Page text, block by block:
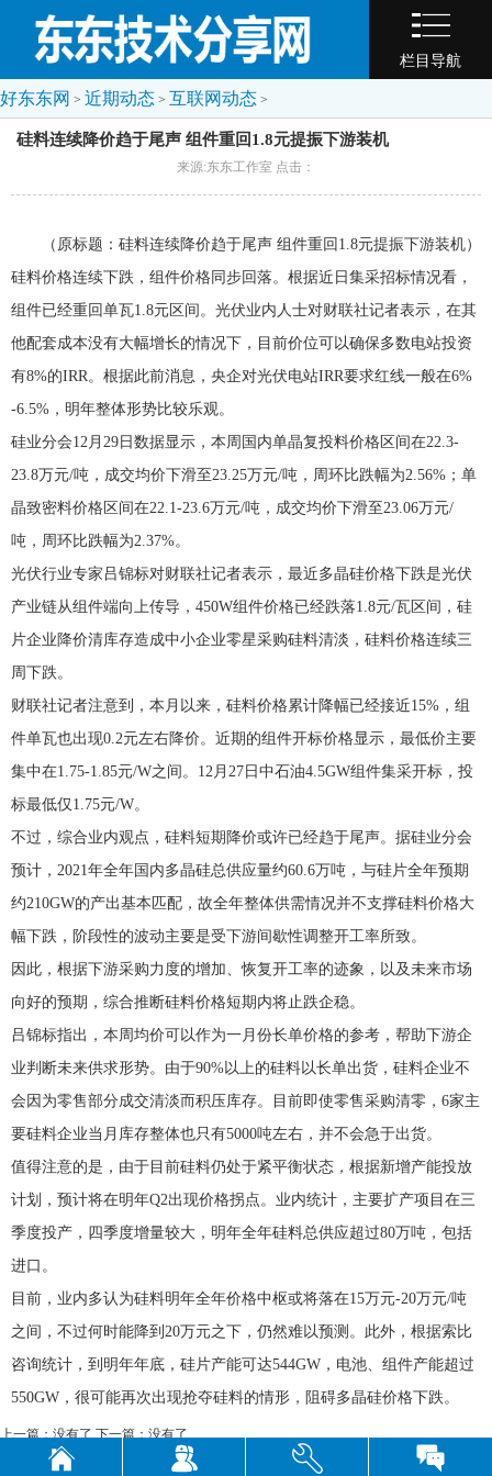
栏目导航
好东东网 > 近期动态 > 互联网动态 >
硅料连续降价趋于尾声 组件重回1.8元提振下游装机
来源:东东工作室 点击：
（原标题：硅料连续降价趋于尾声 组件重回1.8元提振下游装机）
硅料价格连续下跌，组件价格同步回落。根据近日集采招标情况看，
组件已经重回单瓦1.8元区间。光伏业内人士对财联社记者表示，在其
他配套成本没有大幅增长的情况下，目前价位可以确保多数电站投资
有8%的IRR。根据此前消息，央企对光伏电站IRR要求红线一般在6%
-6.5%，明年整体形势比较乐观。
硅业分会12月29日数据显示，本周国内单晶复投料价格区间在22.3-
23.8万元/吨，成交均价下滑至23.25万元/吨，周环比跌幅为2.56%；单
晶致密料价格区间在22.1-23.6万元/吨，成交均价下滑至23.06万元/
吨，周环比跌幅为2.37%。
光伏行业专家吕锦标对财联社记者表示，最近多晶硅价格下跌是光伏
产业链从组件端向上传导，450W组件价格已经跌落1.8元/瓦区间，硅
片企业降价清库存造成中小企业零星采购硅料清淡，硅料价格连续三
周下跌。
财联社记者注意到，本月以来，硅料价格累计降幅已经接近15%，组
件单瓦也出现0.2元左右降价。近期的组件开标价格显示，最低价主要
集中在1.75-1.85元/W之间。12月27日中石油4.5GW组件集采开标，投
标最低仅1.75元/W。
不过，综合业内观点，硅料短期降价或许已经趋于尾声。据硅业分会
预计，2021年全年国内多晶硅总供应量约60.6万吨，与硅片全年预期
约210GW的产出基本匹配，故全年整体供需情况并不支撑硅料价格大
幅下跌，阶段性的波动主要是受下游间歇性调整开工率所致。
因此，根据下游采购力度的增加、恢复开工率的迹象，以及未来市场
向好的预期，综合推断硅料价格短期内将止跌企稳。
吕锦标指出，本周均价可以作为一月份长单价格的参考，帮助下游企
业判断未来供求形势。由于90%以上的硅料以长单出货，硅料企业不
会因为零售部分成交清淡而积压库存。目前即使零售采购清零，6家主
要硅料企业当月库存整体也只有5000吨左右，并不会急于出货。
值得注意的是，由于目前硅料仍处于紧平衡状态，根据新增产能投放
计划，预计将在明年Q2出现价格拐点。业内统计，主要扩产项目在三
季度投产，四季度增量较大，明年全年硅料总供应超过80万吨，包括
进口。
目前，业内多认为硅料明年全年价格中枢或将落在15万元-20万元/吨
之间，不过何时能降到20万元之下，仍然难以预测。此外，根据索比
咨询统计，到明年年底，硅片产能可达544GW，电池、组件产能超过
550GW，很可能再次出现抢夺硅料的情形，阻碍多晶硅价格下跌。
上一篇：没有了 下一篇：没有了